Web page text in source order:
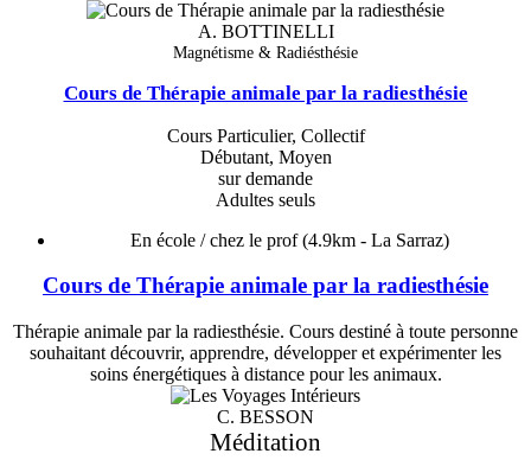
A. BOTTINELLI
Magnétisme & Radiésthésie
Cours de Thérapie animale par la radiesthésie
Cours Particulier, Collectif
Débutant, Moyen
sur demande
Adultes seuls
En école / chez le prof(4.9km - La Sarraz)
Cours de Thérapie animale par la radiesthésie
Thérapie animale par la radiesthésie. Cours destiné à toute personne
souhaitant découvrir, apprendre, développer et expérimenter les
soins énergétiques à distance pour les animaux.
C. BESSON
Méditation